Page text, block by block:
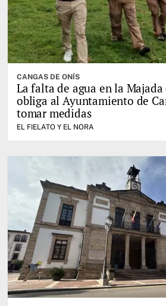
CANGAS DE ONÍS
La falta de agua en la
obliga al Ayuntamiento de
tomar medidas
EL FIELATO Y EL NORA